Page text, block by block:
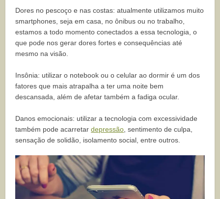
Dores no pescoço e nas costas: atualmente utilizamos muito
smartphones, seja em casa, no ônibus ou no trabalho,
estamos a todo momento conectados a essa tecnologia, o
que pode nos gerar dores fortes e consequências até
mesmo na visão.
Insônia: utilizar o notebook ou o celular ao dormir é um dos
fatores que mais atrapalha a ter uma noite bem
descansada, além de afetar também a fadiga ocular.
Danos emocionais: utilizar a tecnologia com excessividade
também pode acarretardepressão , sentimento de culpa,
sensação de solidão, isolamento social, entre outros.